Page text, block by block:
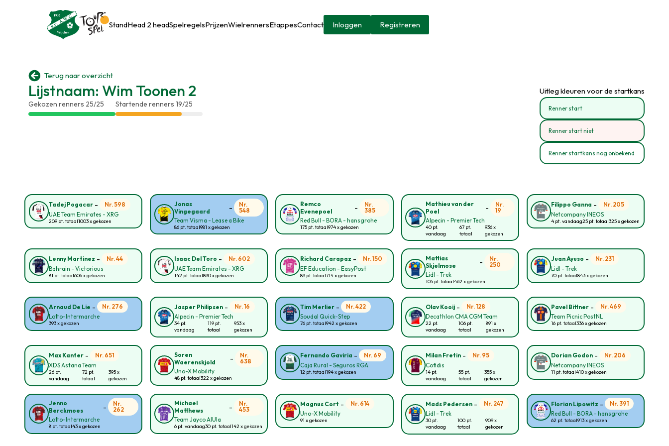
StandHead 2 headSpelregelsPrijzenWielrennersEtappesContact Inloggen Registreren
 Terug naar overzicht
Lijstnaam: Wim Toonen 2
Gekozen renners 25/25 Startende renners 19/25
Uitleg kleuren voor de startkans
Renner start
Renner start niet
Renner startkans nog onbekend
Tadej Pogacar -
Nr. 598
UAE Team Emirates - XRG
209 pt. totaal1003 x gekozen
Jonas
Vingegaard
-
Nr.
548
Team Visma - Lease a Bike
86 pt. totaal981 x gekozen
Remco
Evenepoel
-
Nr.
385
Red Bull - BORA - hansgrohe
175 pt. totaal974 x gekozen
Mathieu van der
Poel
-
Nr.
19
Alpecin - Premier Tech
40 pt.
vandaag
67 pt.
totaal
936 x
gekozen
Filippo Ganna -
Nr. 205
Netcompany INEOS
4 pt. vandaag25 pt. totaal325 x gekozen
Lenny Martinez -
Nr. 44
Bahrain - Victorious
81 pt. totaal606 x gekozen
Isaac Del Toro -
Nr. 602
UAE Team Emirates - XRG
142 pt. totaal890 x gekozen
Richard Carapaz -
Nr. 150
EF Education - EasyPost
89 pt. totaal714 x gekozen
Mattias
Skjelmose
-
Nr.
250
Lidl - Trek
105 pt. totaal462 x gekozen
Juan Ayuso -
Nr. 231
Lidl - Trek
70 pt. totaal843 x gekozen
Arnaud De Lie -
Nr. 276
Lotto-Intermarche
393 x gekozen
Jasper Philipsen -
Nr. 16
Alpecin - Premier Tech
34 pt.
vandaag
119 pt.
totaal
953 x
gekozen
Tim Merlier-
Nr. 422
Soudal Quick-Step
76 pt. totaal942 x gekozen
Olav Kooij-
Nr. 128
Decathlon CMA CGM Team
22 pt.
vandaag
106 pt.
totaal
891 x
gekozen
Pavel Bittner-
Nr. 469
Team Picnic PostNL
16 pt. totaal336 x gekozen
Max Kanter -
Nr. 651
XDS Astana Team
26 pt.
vandaag
72 pt.
totaal
395 x
gekozen
Soren
Waerenskjold
-
Nr.
638
Uno-X Mobility
48 pt. totaal322 x gekozen
Fernando Gaviria -
Nr. 69
Caja Rural - Seguros RGA
12 pt. totaal194 x gekozen
Milan Fretin-
Nr. 95
Cofidis
14 pt.
vandaag
55 pt.
totaal
355 x
gekozen
Dorian Godon-
Nr. 206
Netcompany INEOS
11 pt. totaal410 x gekozen
Jenno
Berckmoes
-
Nr.
262
Lotto-Intermarche
8 pt. totaal43 x gekozen
Michael
Matthews
-
Nr.
453
Team Jayco AlUla
6 pt. vandaag30 pt. totaal142 x gekozen
Magnus Cort -
Nr. 614
Uno-X Mobility
91 x gekozen
Mads Pedersen-
Nr. 247
Lidl - Trek
30 pt.
vandaag
100 pt.
totaal
909 x
gekozen
Florian Lipowitz -
Nr. 391
Red Bull - BORA - hansgrohe
62 pt. totaal913 x gekozen